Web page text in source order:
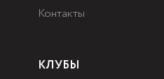
Контакты
КЛУБЫ